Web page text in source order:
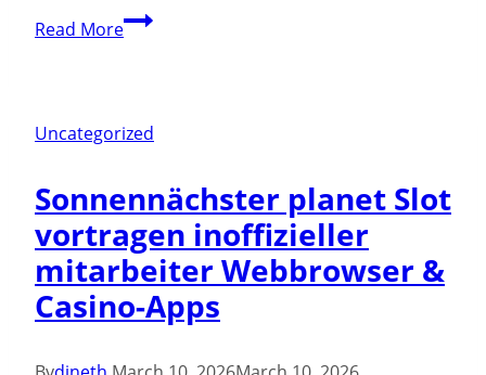
Read Moreأفضل
بصيلات
الشمالية
الجديدة
Uncategorized
Sonnennächster planet Slot
vortragen inoffizieller
mitarbeiter Webbrowser &
Casino-Apps